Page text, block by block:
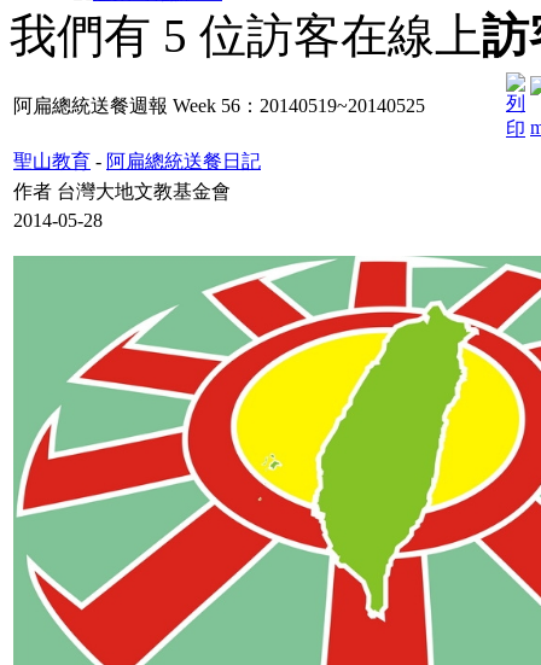
我們有 5 位訪客在線上訪
阿扁總統送餐週報 Week 56：20140519~20140525
聖山教育 - 阿扁總統送餐日記
作者 台灣大地文教基金會
2014-05-28